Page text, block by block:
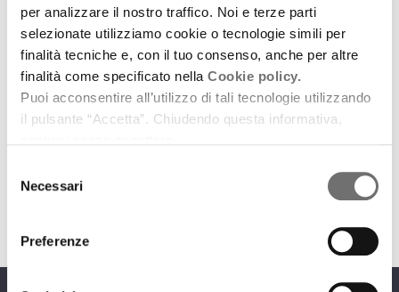
per analizzare il nostro traffico. Noi e terze parti
selezionate utilizziamo cookie o tecnologie simili per
finalità tecniche e, con il tuo consenso, anche per altre
finalità come specificato nella Cookie policy.
Puoi acconsentire all’utilizzo di tali tecnologie utilizzando
il pulsante “Accetta”. Chiudendo questa informativa,
delNecessari
Preferenze
Mostre
E’ stato e resta MAGNUS
20 novembre 2015
Ascolta